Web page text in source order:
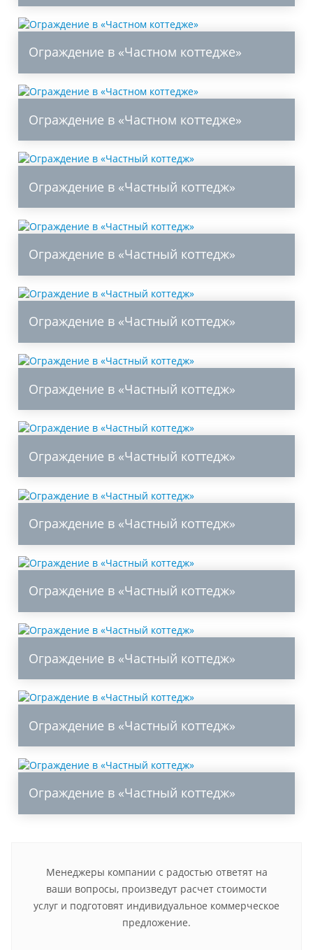
Ограждение в «Частном коттедже»
Ограждение в «Частном коттедже»
Ограждение в «Частный коттедж»
Ограждение в «Частный коттедж»
Ограждение в «Частный коттедж»
Ограждение в «Частный коттедж»
Ограждение в «Частный коттедж»
Ограждение в «Частный коттедж»
Ограждение в «Частный коттедж»
Ограждение в «Частный коттедж»
Ограждение в «Частный коттедж»
Ограждение в «Частный коттедж»
Менеджеры компании с радостью ответят на
ваши вопросы, произведут расчет стоимости
услуг и подготовят индивидуальное коммерческое
предложение.